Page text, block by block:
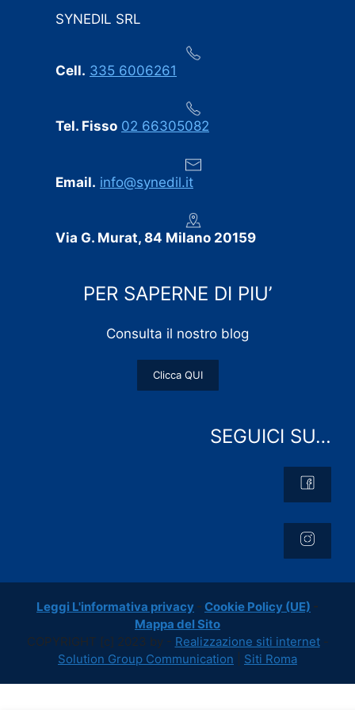
dell’ultimo minuto.
Professionalità, puntualità e cura dei dettagli:
consigliamo vivamente SYNEDIL a chiunque stia
SYNEDIL SRL
Cell. 335 6006261
Tel. Fisso 02 66305082
Email. info@synedil.it
Via G. Murat, 84 Milano 20159
PER SAPERNE DI PIU’
Consulta il nostro blog
Clicca QUI
SEGUICI SU…
Leggi L'informativa privacy - Cookie Policy (UE) -
Mappa del Sito
COPYRIGHT [c] 2023 by - Realizzazione siti internet-
Solution Group Communication
Siti Roma